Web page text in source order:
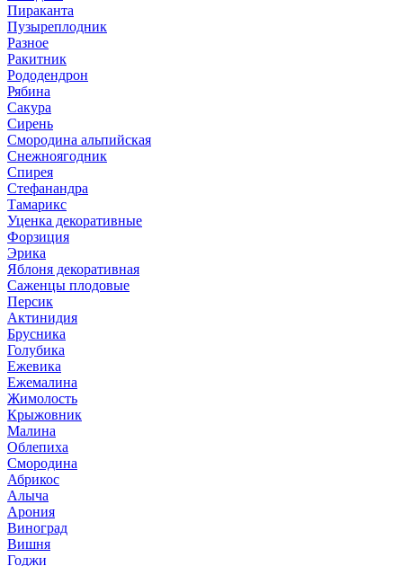
Пираканта
Пузыреплодник
Разное
Ракитник
Рододендрон
Рябина
Сакура
Сирень
Смородина альпийская
Снежноягодник
Спирея
Стефанандра
Тамарикс
Уценка декоративные
Форзиция
Эрика
Яблоня декоративная
Саженцы плодовые
Персик
Актинидия
Брусника
Голубика
Ежевика
Ежемалина
Жимолость
Крыжовник
Малина
Облепиха
Смородина
Абрикос
Алыча
Арония
Виноград
Вишня
Годжи